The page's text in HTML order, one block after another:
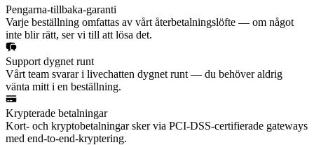
Pengarna-tillbaka-garanti
Varje beställning omfattas av vårt återbetalningslöfte — om något
inte blir rätt, ser vi till att lösa det.
Support dygnet runt
Vårt team svarar i livechatten dygnet runt — du behöver aldrig
vänta mitt i en beställning.
Krypterade betalningar
Kort- och kryptobetalningar sker via PCI-DSS-certifierade gateways
med end-to-end-kryptering.